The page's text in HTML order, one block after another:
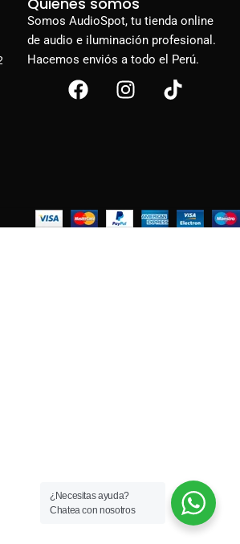
Somos AudioSpot, tu tienda online
de audio e iluminación profesional.
Hacemos enviós a todo el Perú.
¿Necesitas ayuda?
Chatea con nosotros